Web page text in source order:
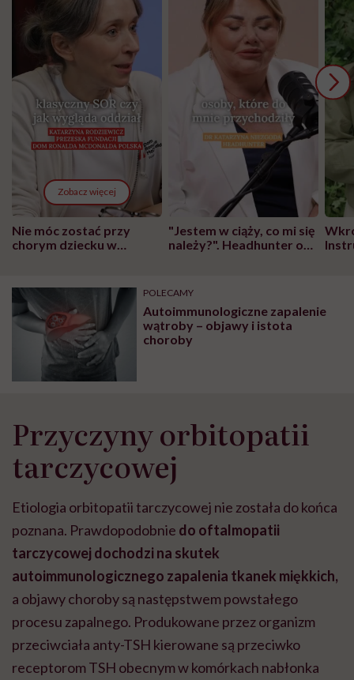
Zobacz więcej
Nie móc zostać przy
chorym dziecku w
może chyba tylko
głupota i brak
wyobraźni"
"Jestem w ciąży, co mi się
należy?". Headhunter o
pracy
POLECAMY
Autoimmunologiczne zapalenie
wątroby – objawy i istota
choroby
Przyczyny orbitopatii
tarczycowej
Etiologia orbitopatii tarczycowej nie została do końca
poznana. Prawdopodobnie do oftalmopatii
tarczycowej dochodzi na skutek
autoimmunologicznego zapalenia tkanek miękkich,
a objawy choroby są następstwem powstałego
procesu zapalnego. Produkowane przez organizm
przeciwciała anty-TSH kierowane są przeciwko
receptorom TSH obecnym w komórkach nabłonka